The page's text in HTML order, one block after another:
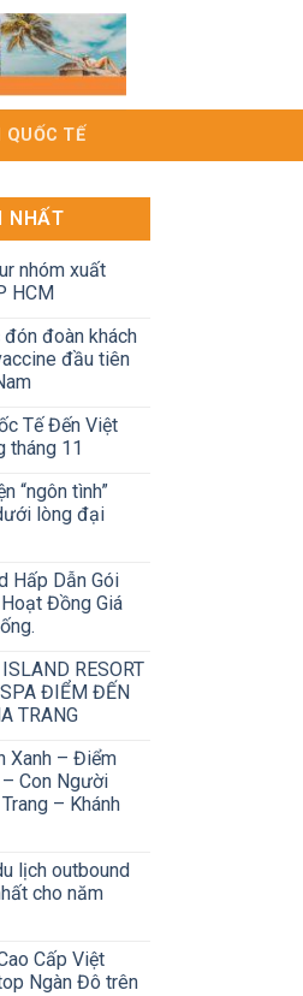
QUỐC TẾ
NHẤT
nhóm xuất
HCM
đón đoàn khách
đầu tiên
Tế Đến Việt
tháng 11
“ngôn tình”
lòng đại
Hấp Dẫn Gói
Đồng Giá
RESORT
ĐIỂM ĐẾN
TRANG
Xanh – Điểm
Con Người
– Khánh
lịch outbound
cho năm
Cấp Việt
Ngàn Đô trên